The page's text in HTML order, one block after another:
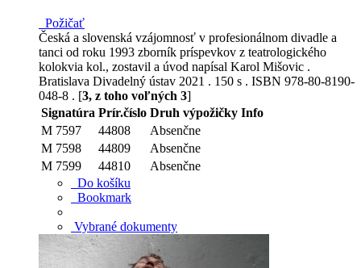
Požičať
Česká a slovenská vzájomnosť v profesionálnom divadle a
tanci od roku 1993 zborník príspevkov z teatrologického
kolokvia kol., zostavil a úvod napísal Karol Mišovic .
Bratislava Divadelný ústav 2021 . 150 s . ISBN 978-80-8190-
048-8 . [3, z toho voľných 3]
Signatúra Prír.číslo Druh výpožičky Info
M 7597
44808
Absenčne
M 7598
44809
Absenčne
M 7599
44810
Absenčne
Do košíku
Bookmark
Vybrané dokumenty